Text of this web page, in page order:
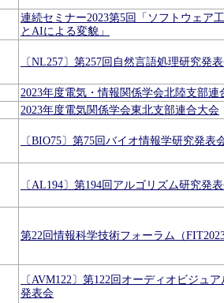
連続セミナー2023第5回「ソフトウェア
とAIによる変貌」
〔NL257〕第257回自然言語処理研究発
2023年度電気・情報関係学会北陸支部連
2023年度電気関係学会東北支部連合大会
〔BIO75〕第75回バイオ情報学研究発表
〔AL194〕第194回アルゴリズム研究発
第22回情報科学技術フォーラム（FIT2023
〔AVM122〕第122回オーディオビジュ
発表会